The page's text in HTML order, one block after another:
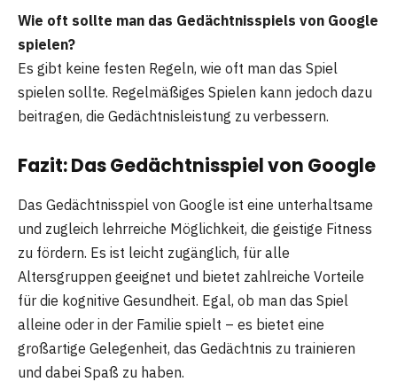
Wie oft sollte man das Gedächtnisspiels von Google
spielen?
Es gibt keine festen Regeln, wie oft man das Spiel
spielen sollte. Regelmäßiges Spielen kann jedoch dazu
beitragen, die Gedächtnisleistung zu verbessern.
Fazit: Das Gedächtnisspiel von Google
Das Gedächtnisspiel von Google ist eine unterhaltsame
und zugleich lehrreiche Möglichkeit, die geistige Fitness
zu fördern. Es ist leicht zugänglich, für alle
Altersgruppen geeignet und bietet zahlreiche Vorteile
für die kognitive Gesundheit. Egal, ob man das Spiel
alleine oder in der Familie spielt – es bietet eine
großartige Gelegenheit, das Gedächtnis zu trainieren
und dabei Spaß zu haben.